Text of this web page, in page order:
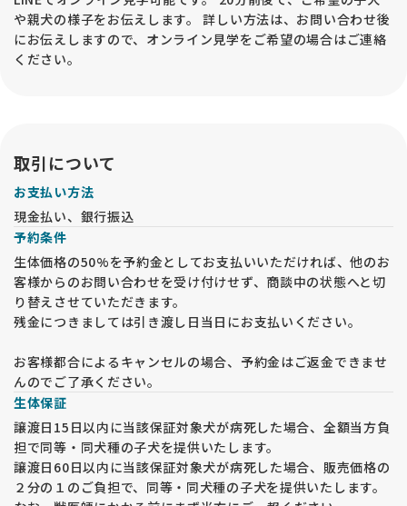
や親犬の様子をお伝えします。 詳しい方法は、お問い合わせ後
にお伝えしますので、オンライン見学をご希望の場合はご連絡
ください。
取引について
お支払い方法
現金払い、銀行振込
予約条件
生体価格の50%を予約金としてお支払いいただければ、他のお
客様からのお問い合わせを受け付けせず、商談中の状態へと切
り替えさせていただきます。
残金につきましては引き渡し日当日にお支払いください。
お客様都合によるキャンセルの場合、予約金はご返金できませ
んのでご了承ください。
生体保証
譲渡日15日以内に当該保証対象犬が病死した場合、全額当方負
担で同等・同犬種の子犬を提供いたします。
譲渡日60日以内に当該保証対象犬が病死した場合、販売価格の
２分の１のご負担で、同等・同犬種の子犬を提供いたします。